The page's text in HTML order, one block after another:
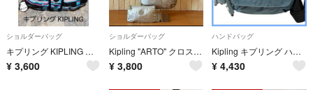
ショルダーバッグ
キプリング KIPLING ショルダーバッグ/ボディバッグ/2層式
¥ 3,600
ショルダーバッグ
Kipling "ARTO" クロスボディバッグ ポーチ付き シャイニー系
¥ 3,800
ハンドバッグ
Kipling キプリング ハンドバッグ ミニバッグ 3way CANDY キャンディ レディース コンパクト
¥ 4,430